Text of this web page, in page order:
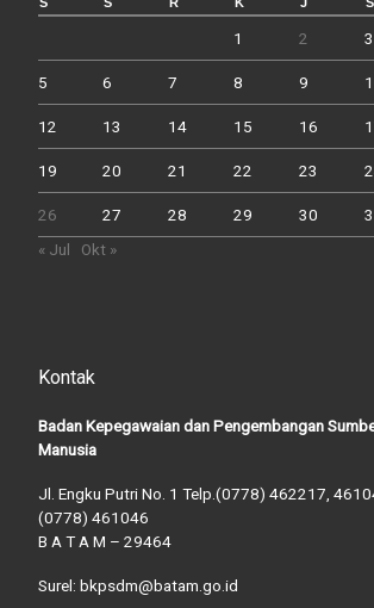
S S R K J S
1 2 3
5 6 7 8 9
12 13 14 15 16
19 20 21 22 23
26 27 28 29 30
« Jul
Okt »
Kontak
Badan Kepegawaian dan Pengembangan
Manusia
Jl. Engku Putri No. 1 Telp.(0778) 462217,
(0778) 461046
B A T A M – 29464
Surel: bkpsdm@batam.go.id